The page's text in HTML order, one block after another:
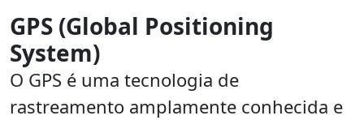
GPS (Global Positioning
System)
O GPS é uma tecnologia de
rastreamento amplamente conhecida e